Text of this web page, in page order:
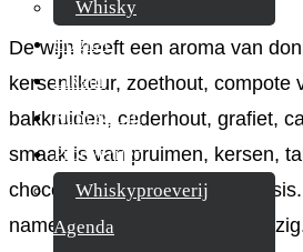
Whisky
Cognac
Likeur
Rum & Gin
Proeverijen
Whiskyproeverij
Agenda
De wijn heeft een aroma van
kersenlikeur, zoethout, compote
bakkruiden, cederhout, grafiet,
smaak is van pruimen, kersen,
chocolade, zwarte bes en
name de kersensmaak